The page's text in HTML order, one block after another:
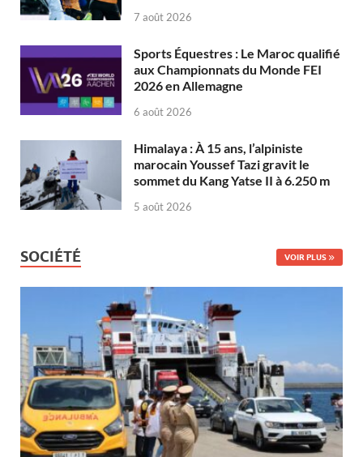
7 août 2026
Sports Équestres : Le Maroc qualifié
aux Championnats du Monde FEI
2026 en Allemagne
6 août 2026
Himalaya : À 15 ans, l’alpiniste
marocain Youssef Tazi gravit le
sommet du Kang Yatse II à 6.250 m
5 août 2026
SOCIÉTÉ VOIR PLUS